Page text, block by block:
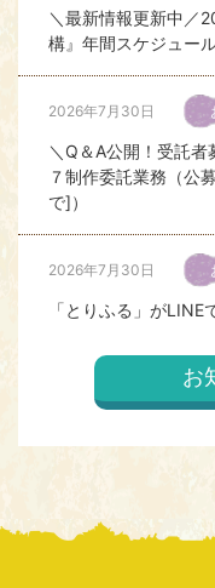
鳥取まるごと満載ツ
仕事体験♪（8/6、8/7
2026年7月6日 移
鳥取県「移住体験ツ
9/6(日) ※鳥取県内集
就
した！]イプ診断×謎
2026年5月7日 就
＼最新情報更新中／
構』年間スケジュー
2026年7月30日
＼Q＆A公開！受託者
７制作委託業務（公
で]）
2026年7月30日
「とりふる」がLINE
目）】受験案内【外
お